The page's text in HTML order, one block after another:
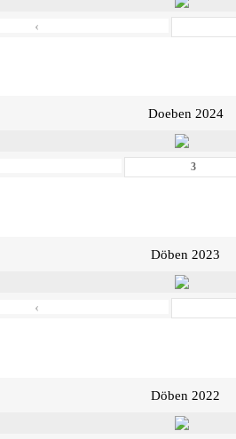
‹
Doeben 2024
Döben 2023
‹
Döben 2022